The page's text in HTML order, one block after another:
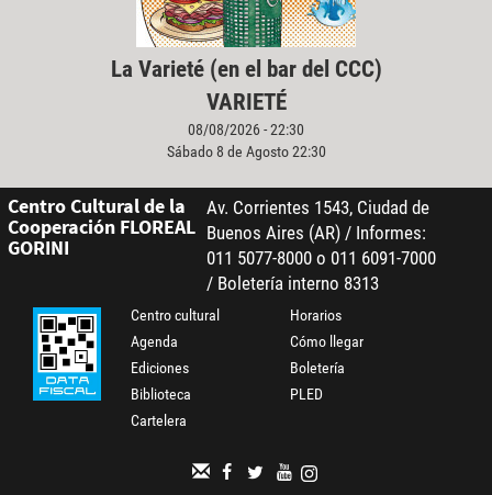
La Varieté (en el bar del CCC)
VARIETÉ
08/08/2026 - 22:30
Sábado 8 de Agosto 22:30
Centro Cultural de la
Cooperación FLOREAL
GORINI
Av. Corrientes 1543, Ciudad de
Buenos Aires (AR) / Informes:
011 5077-8000 o 011 6091-7000
/ Boletería interno 8313
Centro cultural
Agenda
Ediciones
Biblioteca
Cartelera
Horarios
Cómo llegar
Boletería
PLED